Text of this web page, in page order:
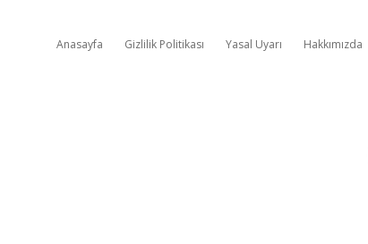
Anasayfa Gizlilik Politikası Yasal Uyarı Hakkımızda